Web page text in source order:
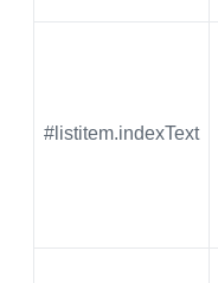
#listitem.indexText